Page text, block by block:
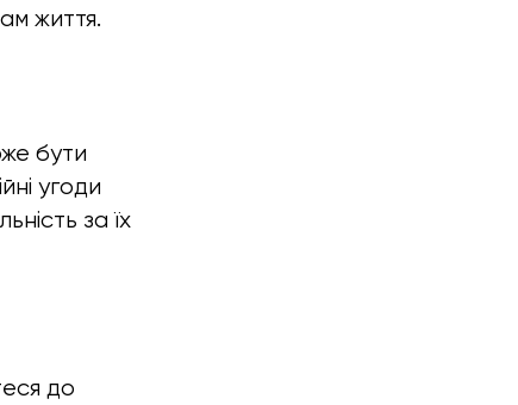
життя.
бути
угоди
за їх
до